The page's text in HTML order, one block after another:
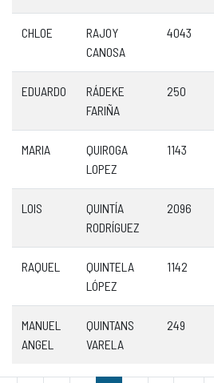
CHLOE
RAJOY
CANOSA
4043
EDUARDO
RÁDEKE
FARIÑA
250
MARIA
QUIROGA
LOPEZ
1143
LOIS
QUINTÍA
RODRÍGUEZ
2096
RAQUEL
QUINTELA
LÓPEZ
1142
MANUEL
ANGEL
QUINTANS
VARELA
249